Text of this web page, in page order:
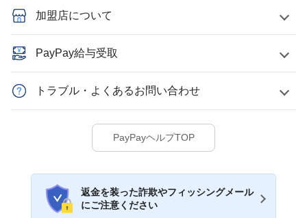
加盟店について
PayPay給与受取
トラブル・よくあるお問い合わせ
PayPayヘルプTOP
返金を装った詐欺やフィッシングメール
にご注意ください